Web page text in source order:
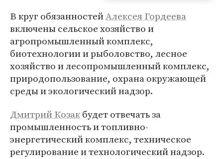
В круг обязанностейАлексея Гордеева
включены сельское хозяйство и
агропромышленный комплекс,
биотехнологии и рыболовство, лесное
хозяйство и лесопромышленный комплекс,
природопользование, охрана окружающей
среды и экологический надзор.
Дмитрий Козакбудет отвечать за
промышленность и топливно-
энергетический комплекс, техническое
регулирование и технологический надзор.